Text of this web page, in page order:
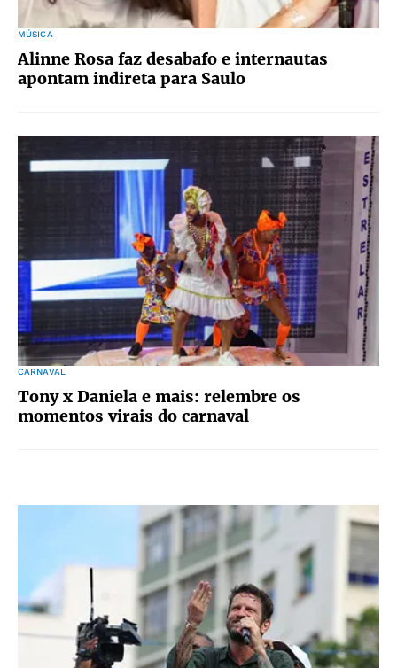
MÚSICA
Alinne Rosa faz desabafo e internautas
apontam indireta para Saulo
CARNAVAL
Tony x Daniela e mais: relembre os
momentos virais do carnaval